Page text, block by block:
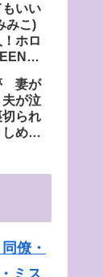
もいい
みこ)
ホロ
妻が
が泣
切られ
め合
僚・